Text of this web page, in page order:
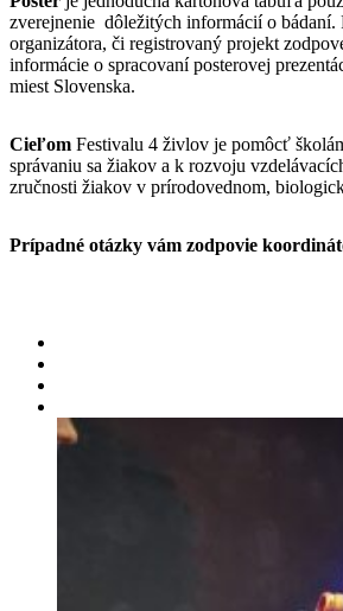
zverejnenie dôležitých informácií o bádaní.
organizátora, či registrovaný projekt
informácie o spracovaní posterovej
miest Slovenska.
Cieľom Festivalu 4 živlov je pomôcť
správaniu sa žiakov a k rozvoju
zručnosti žiakov v prírodovednom,
Prípadné otázky vám zodpovie